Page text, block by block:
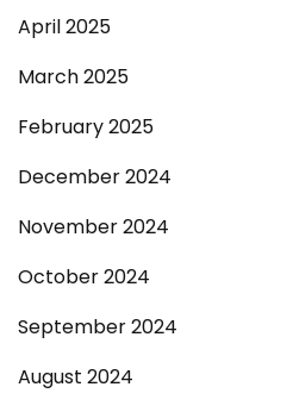
April 2025
March 2025
February 2025
December 2024
November 2024
October 2024
September 2024
August 2024